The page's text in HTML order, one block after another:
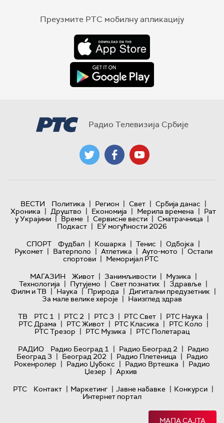
Преузмите РТС мобилну апликацију
Радио Телевизија Србије
ВЕСТИ Политика | Регион | Свет | Србија данас |
Хроника | Друштво | Економија | Мерила времена | Рат
у Украјини | Време | Сервисне вести | Сматрачница |
Подкаст | ЕУ могућности 2026
СПОРТ
Фудбал | Кошарка | Тенис | Одбојка |
Рукомет | Ватерполо | Атлетика | Ауто-мото | Остали
спортови | Меморијал РТС
МАГАЗИН
Живот | Занимљивости | Музика |
Технологијa | Путујемо | Свет познатих | Здравље |
Филм и ТВ | Наука | Природа | Дигитални предузетник |
За мале велике хероје | Наизглед здрав
ТВ
РТС 1 | РТС 2 | РТС 3 | РТС Свет | РТС Наука |
РТС Драма | РТС Живот | РТС Класика | РТС Коло |
РТС Трезор | РТС Музика | РТС Полетарац
РАДИО
Радио Београд 1 | Радио Београд 2 | Радио
Београд 3 | Београд 202 | Радио Плетеница | Радио
Рокенролер | Радио Џубокс | Радио Вртешка | Радио
Џезер | Архив
РТС
Контакт | Маркетинг | Јавне набавке | Конкурси |
Интернет портал
МАПА САЈТА